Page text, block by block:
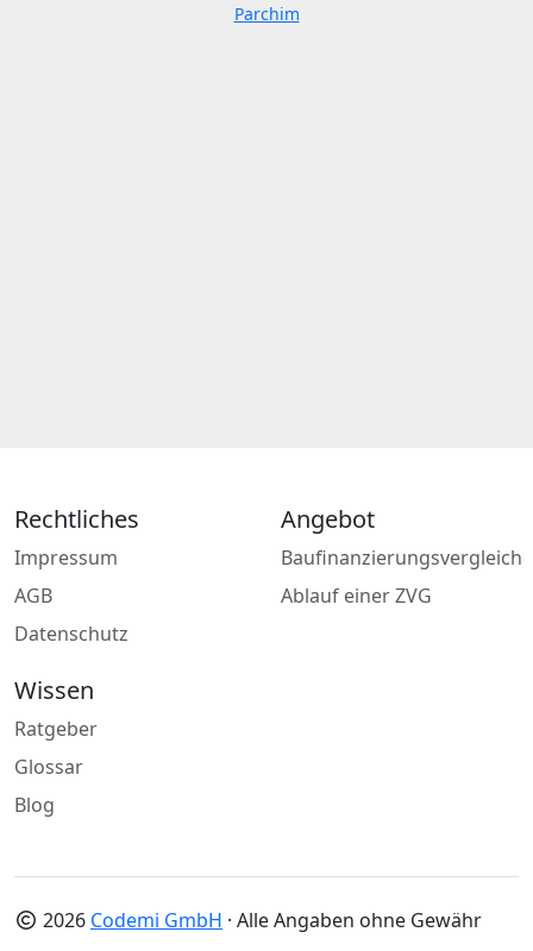
Parchim
Rechtliches
Impressum
AGB
Datenschutz
Angebot
Baufinanzierungsvergleich
Ablauf einer ZVG
Wissen
Ratgeber
Glossar
Blog
2026 Codemi GmbH · Alle Angaben ohne Gewähr